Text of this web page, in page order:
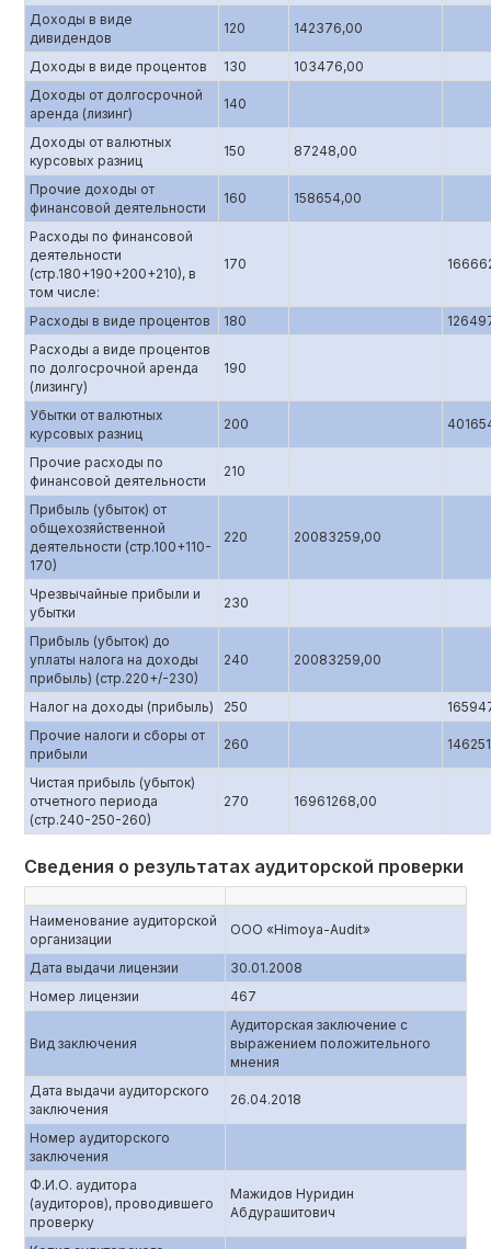
Доходы в виде
дивидендов
120 142376,00
Доходы в виде процентов 130
103476,00
Доходы от долгосрочной
аренда (лизинг)
140
Доходы от валютных
курсовых разниц
150 87248,00
Прочие доходы от
финансовой деятельности
160 158654,00
Расходы по финансовой
деятельности
(стр.180+190+200+210), в
том числе:
170
Расходы в виде процентов 180
Расходы а виде процентов
по долгосрочной аренда
(лизингу)
190
Убытки от валютных
курсовых разниц
200
Прочие расходы по
финансовой деятельности
210
Прибыль (убыток) от
общехозяйственной
деятельности (стр.100+110-
170)
220 20083259,00
Чрезвычайные прибыли и
убытки
230
Прибыль (убыток) до
уплаты налога на доходы
прибыль) (стр.220+/-230)
240 20083259,00
Налог на доходы (прибыль) 250
Прочие налоги и сборы от
прибыли
260
Чистая прибыль (убыток)
отчетного периода
(стр.240-250-260)
270 16961268,00
Сведения о результатах аудиторской проверки
Наименование аудиторской
организации
ООО «Himoya-Audit»
Дата выдачи лицензии
30.01.2008
Номер лицензии
467
Вид заключения
Аудиторская заключение с
выражением положительного
мнения
Дата выдачи аудиторского
заключения
26.04.2018
Номер аудиторского
заключения
Ф.И.О. аудитора
(аудиторов), проводившего
проверку
Мажидов Нуридин
Абдурашитович